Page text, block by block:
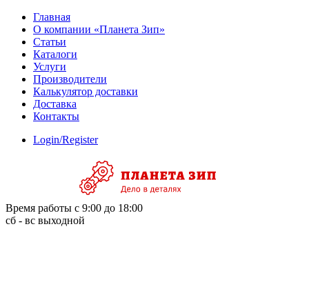
Skip
content
Главная
О компании «Планета Зип»
Статьи
Каталоги
Услуги
Производители
Калькулятор доставки
Доставка
Контакты
Login/Register
Время работы с 9:00 до 18:00
сб - вс выходной